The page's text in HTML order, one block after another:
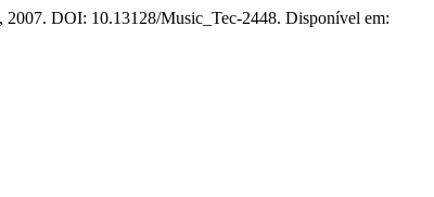
2007. DOI: 10.13128/Music_Tec-2448. Disponível em: